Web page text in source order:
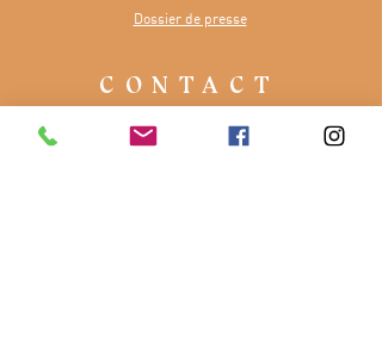
Dossier de presse
CONTACT
Numéro :
07 81 48 65 84